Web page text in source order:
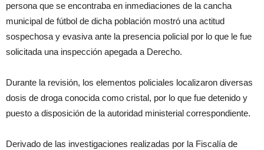
persona que se encontraba en inmediaciones de la cancha
municipal de fútbol de dicha población mostró una actitud
sospechosa y evasiva ante la presencia policial por lo que le fue
solicitada una inspección apegada a Derecho.
Durante la revisión, los elementos policiales localizaron diversas
dosis de droga conocida como cristal, por lo que fue detenido y
puesto a disposición de la autoridad ministerial correspondiente.
Derivado de las investigaciones realizadas por la Fiscalía de